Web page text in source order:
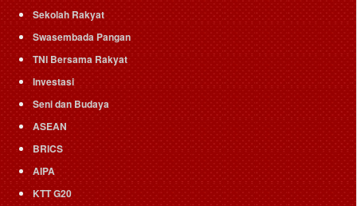
Sekolah Rakyat
Swasembada Pangan
TNI Bersama Rakyat
Investasi
Seni dan Budaya
ASEAN
BRICS
AIPA
KTT G20